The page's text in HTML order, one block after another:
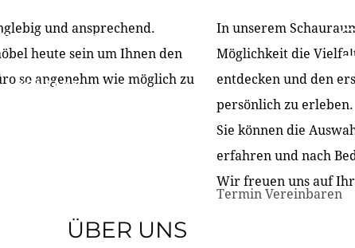
ÜBER UNS PARTNER & REFERENZEN
KONTAKT
und ansprechend.
heute sein um Ihnen den
so angenehm wie möglich zu
In unserem
Möglichkeit die
entdecken und den
persönlich zu erleben.
Sie können die
erfahren und nach
Wir freuen uns auf
Termin Vereinbaren
ÜBER UNS